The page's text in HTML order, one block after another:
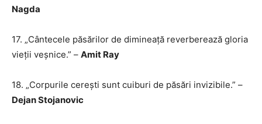
Nagda
17. „Cântecele păsărilor de dimineață reverberează gloria
vieții veșnice.” – Amit Ray
18. „Corpurile cerești sunt cuiburi de păsări invizibile.” –
Dejan Stojanovic